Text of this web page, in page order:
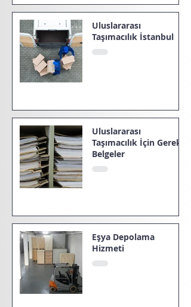
Uluslararası
Taşımacılık İstanbul
Uluslararası
Taşımacılık İçin Gerekli
Belgeler
Eşya Depolama
Hizmeti